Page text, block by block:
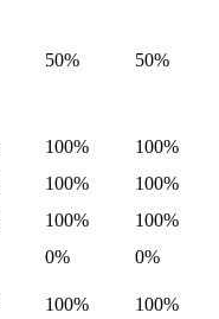
50% 50%
100%
100%
100%
100%
100%
100%
0%
0%
100% 100%